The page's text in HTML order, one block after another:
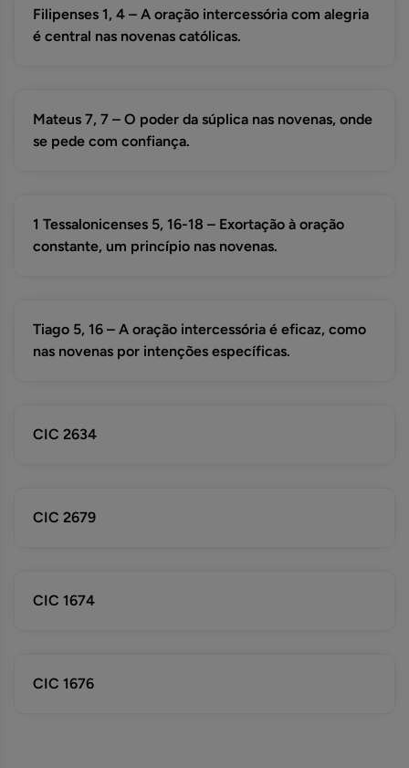
Filipenses 1, 4 – A oração intercessória com alegria
é central nas novenas católicas.
Mateus 7, 7 – O poder da súplica nas novenas, onde
se pede com confiança.
1 Tessalonicenses 5, 16-18 – Exortação à oração
constante, um princípio nas novenas.
Tiago 5, 16 – A oração intercessória é eficaz, como
nas novenas por intenções específicas.
CIC 2634
CIC 2679
CIC 1674
CIC 1676